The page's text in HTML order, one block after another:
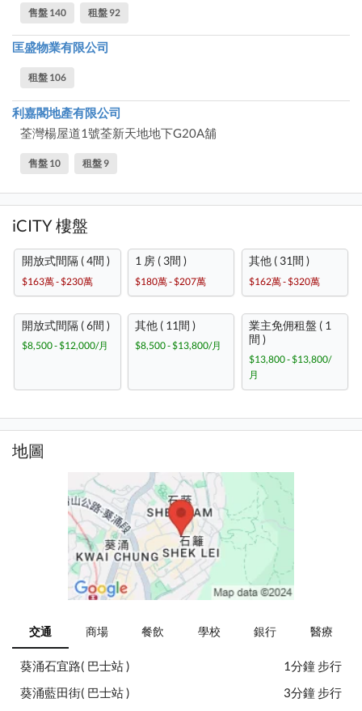
售盤 140 租盤 92
匡盛物業有限公司
租盤 106
利嘉閣地產有限公司
荃灣楊屋道1號荃新天地地下G20A舖
售盤 10 租盤 9
iCITY 樓盤
開放式間隔 ( 4間 )
$163萬 - $230萬
1 房 ( 3間 )
$180萬 - $207萬
其他 ( 31間 )
$162萬 - $320萬
開放式間隔 ( 6間 )
$8,500 - $12,000/月
其他 ( 11間 )
$8,500 - $13,800/月
業主免佣租盤 ( 1
間 )
$13,800 - $13,800/
月
地圖
交通 商場 餐飲 學校 銀行 醫療
葵涌石宜路( 巴士站 )
1分鐘 步行
葵涌藍田街( 巴士站 )
3分鐘 步行